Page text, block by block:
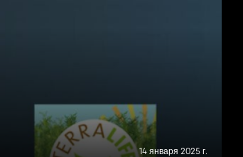
14 января 2025 г.